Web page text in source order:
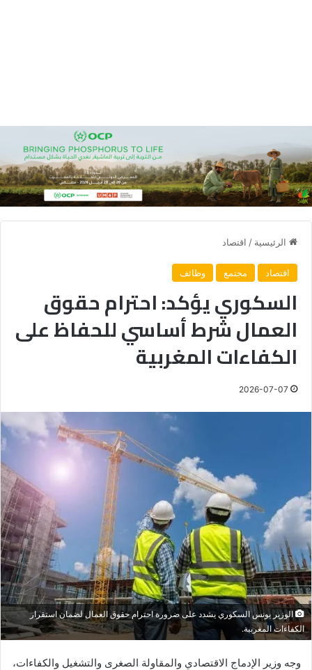
الرئيسية / اقتصاد
اقتصاد مجتمع وظائف
السكوري يؤكد: احترام حقوق
العمال شرط أساسي للحفاظ على
الكفاءات المغربية
2026-07-07
الوزير يونس السكوري يشدد على ضرورة احترام حقوق العمال لضمان استقرار
الكفاءات المغربية.
وجه وزير الإدماج الاقتصادي والمقاولة الصغرى والتشغيل والكفاءات،